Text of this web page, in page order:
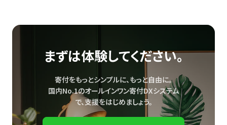
まずは体験してください。
寄付をもっとシンプルに、もっと自由に。
国内No.1のオールインワン寄付DXシステム
で、支援をはじめましょう。